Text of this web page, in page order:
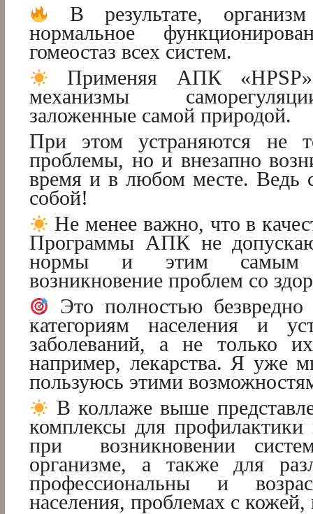
В результате, организм
нормальное
гомеостаз всех систем.
Применяя АПК
механизмы
заложенные самой природой.
При этом устраняются не
проблемы, но и внезапно
время и в любом месте. Ведь
собой!
Не менее важно, что в
Программы АПК не
нормы и этим самым
возникновение проблем со
Это полностью
категориям населения и
заболеваний, а не только
например, лекарства. Я уже
пользуюсь этими
В коллаже выше
комплексы для профилактики
при возникновении
организме, а также для
профессиональны и
населения, проблемах с